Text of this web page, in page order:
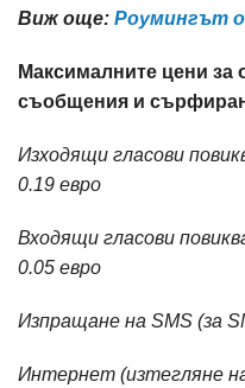
Виж още: Роумингът
Максималните цени за
съобщения и
Изходящи гласови
0.19 евро
Входящи гласови
0.05 евро
Изпращане на SMS (за
Интернет (изтегляне